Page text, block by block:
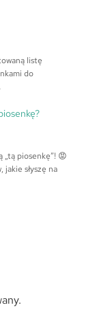
listę
do
piosenkę”! 😡
jakie słyszę na